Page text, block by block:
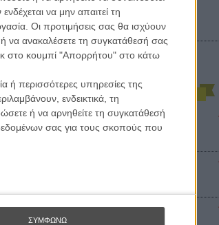
να μην απαιτεί τη
Οι προτιμήσεις σας θα ισχύουν
να ανακαλέσετε τη συγκατάθεσή σας
στο κουμπί "Απορρήτου" στο κάτω
ή περισσότερες υπηρεσίες της
ενδεικτικά, τη
ή να αρνηθείτε τη συγκατάθεσή
σας για τους σκοπούς που
ΣΥΜΦΩΝΩ
Οι Αρμονίες Βερκμάιστερ
Werckmeister Harmonies
Οδύσσεια
The Odyssey